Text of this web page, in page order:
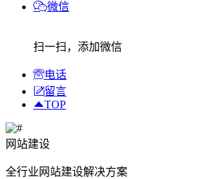
微信
扫一扫，添加微信
电话
留言
TOP
网站建设
全行业网站建设解决方案